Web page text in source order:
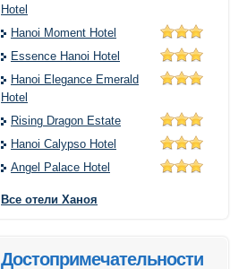
Hotel
Hanoi Moment Hotel
Essence Hanoi Hotel
Hanoi Elegance Emerald
Hotel
Rising Dragon Estate
Hanoi Calypso Hotel
Angel Palace Hotel
Все отели Ханоя
Достопримечательности